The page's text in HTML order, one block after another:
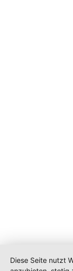
Diese Seite nutzt